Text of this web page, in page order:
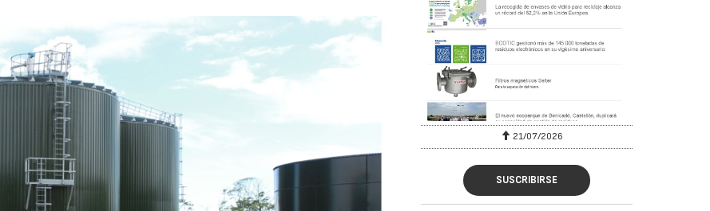
21/07/2026
SUSCRIBIRSE